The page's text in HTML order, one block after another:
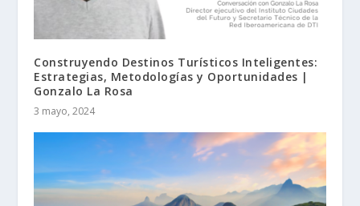
Construyendo Destinos Turísticos Inteligentes:
Estrategias, Metodologías y Oportunidades |
Gonzalo La Rosa
3 mayo, 2024